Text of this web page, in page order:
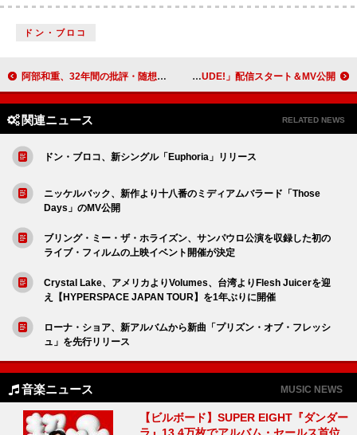
ドン・ブロコ
阿部和重、32年間の批評・随想の記録を3/27に発売 Hearts2Hearts、ニューシングル「RUDE!」配信スタート＆MV公開
関連ニュース RELATED NEWS
ドン・ブロコ、新シングル「Euphoria」リリース
ニッケルバック、新作より十八番のミディアムバラード「Those
Days」のMV公開
ブリング・ミー・ザ・ホライズン、サンパウロ公演を収録した初の
ライブ・フィルムの上映イベント開催が決定
Crystal Lake、アメリカよりVolumes、台湾よりFlesh Juicerを迎
え【HYPERSPACE JAPAN TOUR】を1年ぶりに開催
ローナ・ショア、新アルバムから新曲「プリズン・オブ・フレッシ
ュ」を先行リリース
音楽ニュース MUSIC NEWS
【ビルボード】SUPER EIGHT『ダンダー